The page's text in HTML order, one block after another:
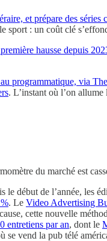
et prépare des séries
sport : un coût clé
hausse depuis
programmatique, via
. L’instant où l’on
du marché est
le début de l’année, les
. Le Video Advertising
cette nouvelle
entretiens par an, dont le
se vend la pub télé